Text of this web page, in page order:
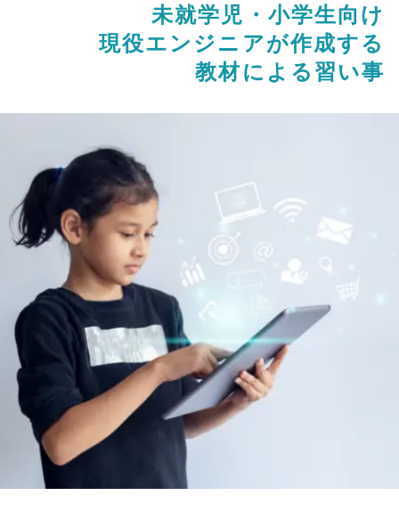
未就学児・小学生向け
現役エンジニアが作成する
教材による習い事